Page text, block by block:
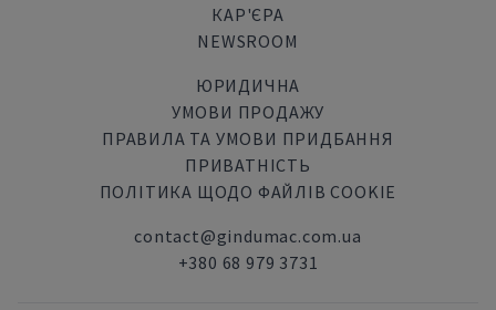
КАР'ЄРА
NEWSROOM
ЮРИДИЧНА
УМОВИ ПРОДАЖУ
ПРАВИЛА ТА УМОВИ ПРИДБАННЯ
ПРИВАТНІСТЬ
ПОЛІТИКА ЩОДО ФАЙЛІВ COOKIE
contact@gindumac.com.ua
+380 68 979 3731